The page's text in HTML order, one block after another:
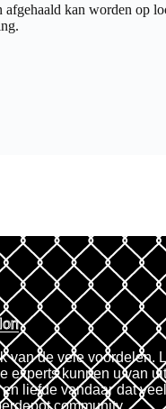
afgehaald kan worden op
van de vele voordelen.
experts kunnen u van
liefde vandaar dat
community.